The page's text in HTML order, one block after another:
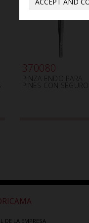
370080
PINZA ENDO PARA
PINES CON SEGURO
DE LA EMPRESA